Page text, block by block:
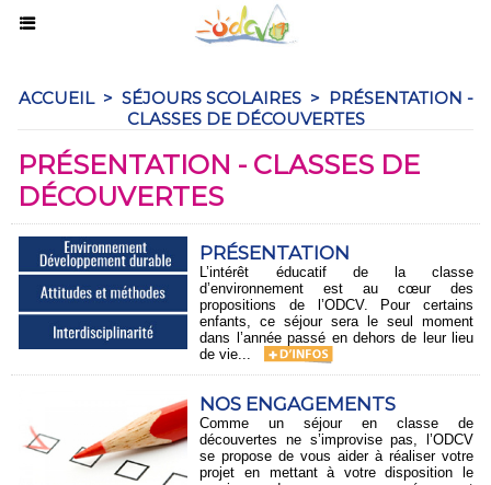
ACCUEIL > SÉJOURS SCOLAIRES > PRÉSENTATION -
CLASSES DE DÉCOUVERTES
PRÉSENTATION - CLASSES DE
DÉCOUVERTES
PRÉSENTATION
L’intérêt éducatif de la classe
d’environnement est au cœur des
propositions de l’ODCV. Pour certains
enfants, ce séjour sera le seul moment
dans l’année passé en dehors de leur lieu
de vie...
NOS ENGAGEMENTS
Comme un séjour en classe de
découvertes ne s’improvise pas, l’ODCV
se propose de vous aider à réaliser votre
projet en mettant à votre disposition le